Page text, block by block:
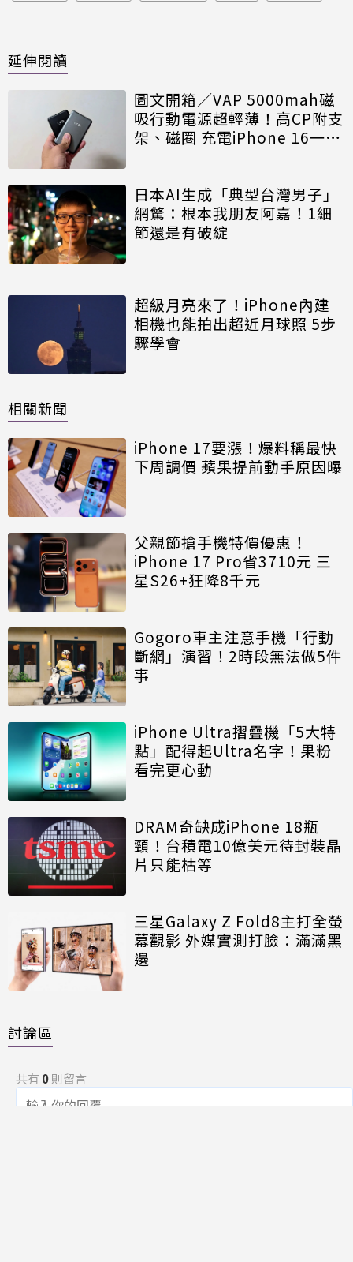
延伸閱讀
圖文開箱／VAP 5000mah磁
吸行動電源超輕薄！高CP附支
架、磁圈 充電iPhone 16一日
日本AI生成「典型台灣男子」
網驚：根本我朋友阿嘉！1細
節還是有破綻
超級月亮來了！iPhone內建
相機也能拍出超近月球照 5步
驟學會
相關新聞
iPhone 17要漲！爆料稱最快
下周調價 蘋果提前動手原因曝
父親節搶手機特價優惠！
iPhone 17 Pro省3710元 三
星S26+狂降8千元
Gogoro車主注意手機「行動
斷網」演習！2時段無法做5件
事
iPhone Ultra摺疊機「5大特
點」配得起Ultra名字！果粉
看完更心動
DRAM奇缺成iPhone 18瓶
頸！台積電10億美元待封裝晶
片只能枯等
三星Galaxy Z Fold8主打全螢
幕觀影 外媒實測打臉：滿滿黑
邊
討論區
共有 0則留言